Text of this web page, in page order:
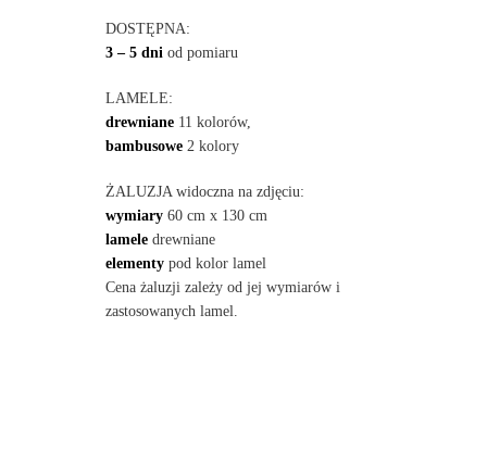
DOSTĘPNA:
3 – 5 dni od pomiaru
LAMELE:
drewniane11 kolorów,
bambusowe2 kolory
ŻALUZJA widoczna na zdjęciu:
wymiary60 cm x 130 cm
lameledrewniane
elementypod kolor lamel
Cena żaluzji zależy od jej wymiarów i
zastosowanych lamel.